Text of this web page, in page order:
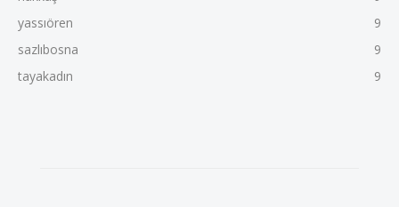
yassıören
9
sazlıbosna
9
tayakadın
9